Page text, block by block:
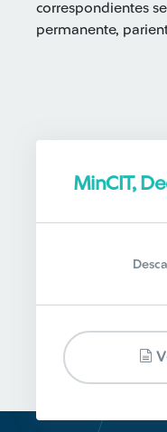
correspondientes
permanente,
MinCIT,